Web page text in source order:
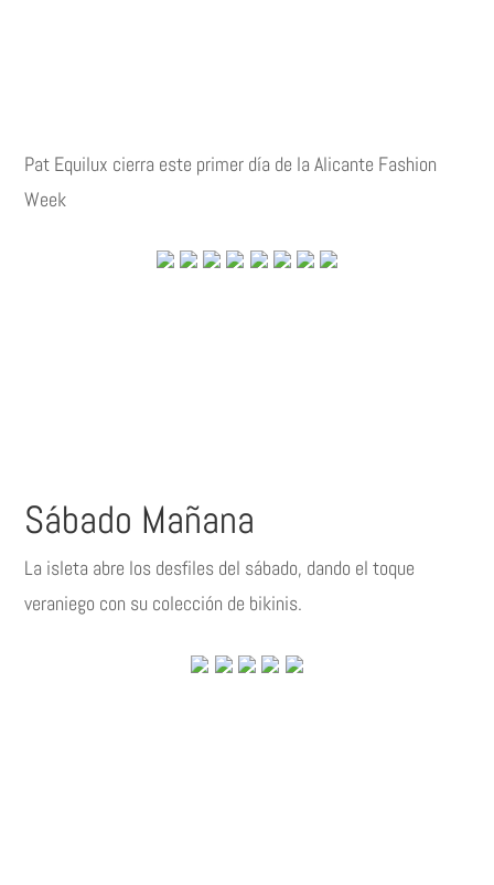
Pat Equilux cierra este primer día de la Alicante Fashion
Week
Sábado Mañana
La isleta abre los desfiles del sábado, dando el toque
veraniego con su colección de bikinis.